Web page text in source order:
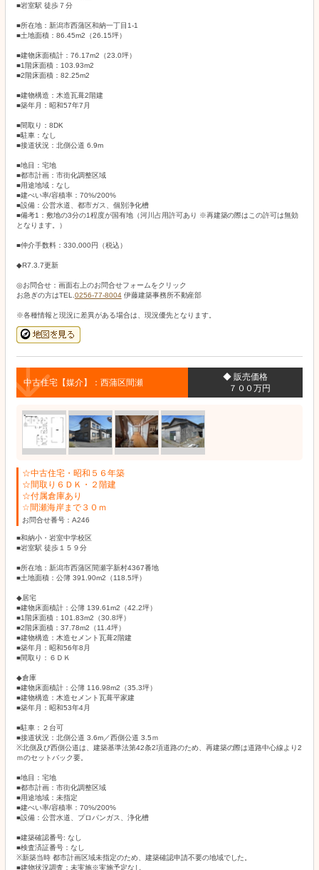
■岩室駅 徒歩７分
■所在地：新潟市西蒲区和納一丁目1-1
■土地面積：86.45m2（26.15坪）
■建物床面積計：76.17m2（23.0坪）
■1階床面積：103.93m2
■2階床面積：82.25m2
■建物構造：木造瓦葺2階建
■築年月：昭和57年7月
■間取り：8DK
■駐車：なし
■接道状況：北側公道 6.9m
■地目：宅地
■都市計画：市街化調整区域
■用途地域：なし
■建ぺい率/容積率：70%/200%
■設備：公営水道、都市ガス、個別浄化槽
■備考1：敷地の3分の1程度が国有地（河川占用許可あり ※再建築の際はこの許可は無効
となります。）
■仲介手数料：330,000円（税込）
◆R7.3.7更新
◎お問合せ：画面右上のお問合せフォームをクリック
お急ぎの方はTEL. 0256-77-8004伊藤建築事務所不動産部
※各種情報と現況に差異がある場合は、現況優先となります。
中古住宅【媒介】：西蒲区間瀬
◆ 販売価格
７００万円
☆中古住宅・昭和５６年築
☆間取り６ＤＫ・２階建
☆付属倉庫あり
☆間瀬海岸まで３０ｍ
お問合せ番号：A246
■和納小・岩室中学校区
■岩室駅 徒歩１５９分
■所在地：新潟市西蒲区間瀬字新村4367番地
■土地面積：公簿 391.90m2（118.5坪）
◆居宅
■建物床面積計：公簿 139.61m2（42.2坪）
■1階床面積：101.83m2（30.8坪）
■2階床面積：37.78m2（11.4坪）
■建物構造：木造セメント瓦葺2階建
■築年月：昭和56年8月
■間取り：６ＤＫ
◆倉庫
■建物床面積計：公簿 116.98m2（35.3坪）
■建物構造：木造セメント瓦葺平家建
■築年月：昭和53年4月
■駐車：２台可
■接道状況：北側公道 3.6m／西側公道 3.5ｍ
※北側及び西側公道は、建築基準法第42条2項道路のため、再建築の際は道路中心線より2
ｍのセットバック要。
■地目：宅地
■都市計画：市街化調整区域
■用途地域：未指定
■建ぺい率/容積率：70%/200%
■設備：公営水道、プロパンガス、浄化槽
■建築確認番号: なし
■検査済証番号：なし
※新築当時 都市計画区域未指定のため、建築確認申請不要の地域でした。
■建物状況調査：未実施※実施予定なし